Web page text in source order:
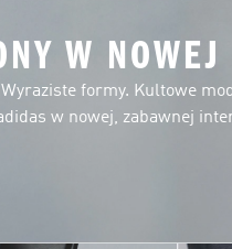
W
Wyraziste formy. Kultowe
w nowej, zabawnej